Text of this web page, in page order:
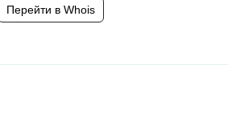
Перейти в Whois